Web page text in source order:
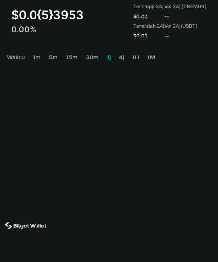
Español
Português (Brasil)
$0.0{5}3953
0.00%
Tertinggi 24j
$0.00
Terendah 24j
$0.00
Vol 24j (TREMOR)
--
Vol 24j(USDT)
--
Waktu 1m 5m 15m 30m 1j 4j 1H 1M